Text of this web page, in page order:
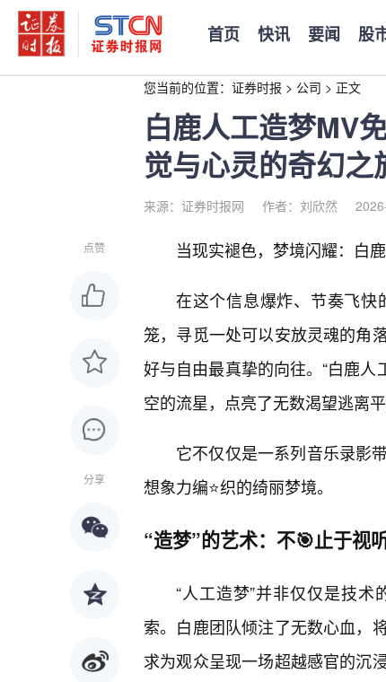
首页 快讯 要闻 股
您当前的位置： 证券时报 > 公司 > 正文
白鹿人工造梦MV
觉与心灵的奇幻之
来源：证券时报网 作者：刘欣然
点赞
分享
当现实褪色，梦境闪耀：白
在这个信息爆炸、节奏飞
笼，寻觅一处可以安放灵魂的角
好与自由最真挚的向往。“白鹿
空的流星，点亮了无数渴望逃离平
它不仅仅是一系列音乐录影
想象力编⭐织的绮丽梦境。
“造梦”的艺术：不🎯止于视
“人工造梦”并非仅仅是技
索。白鹿团队倾注了无数心血，
求为观众呈现一场超越感官的沉